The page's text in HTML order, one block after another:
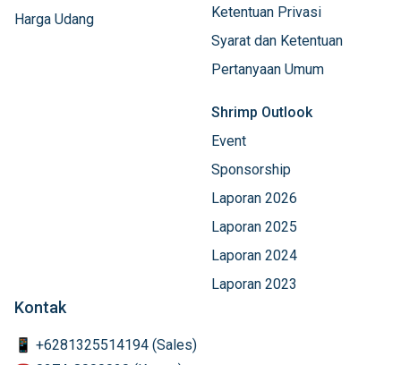
Harga Udang
Ketentuan Privasi
Syarat dan Ketentuan
Pertanyaan Umum
Shrimp Outlook
Event
Sponsorship
Laporan 2026
Laporan 2025
Laporan 2024
Laporan 2023
Kontak
📱 +6281325514194 (Sales)